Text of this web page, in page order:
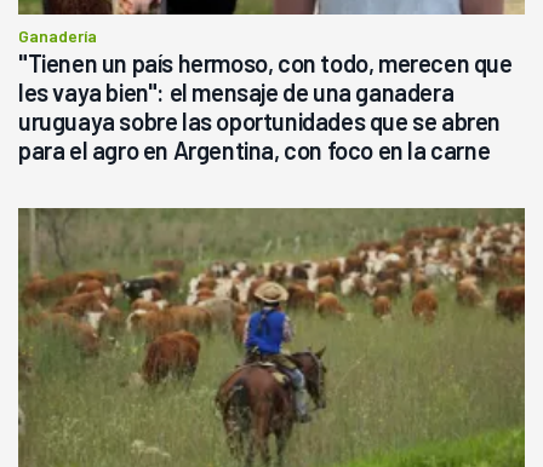
Ganadería
"Tienen un país hermoso, con todo, merecen que
les vaya bien": el mensaje de una ganadera
uruguaya sobre las oportunidades que se abren
para el agro en Argentina, con foco en la carne